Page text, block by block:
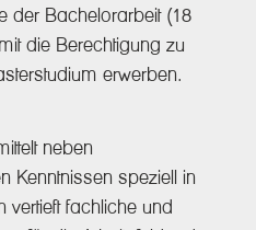
der Bachelorarbeit (18
die Berechtigung zu
erwerben.
neben
Kenntnissen speziell in
vertieft fachliche und